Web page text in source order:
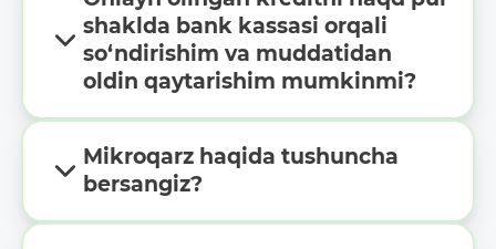
shaklda bank kassasi orqali
so‘ndirishim va muddatidan
oldin qaytarishim mumkinmi?
Mikroqarz haqida tushuncha
bersangiz?